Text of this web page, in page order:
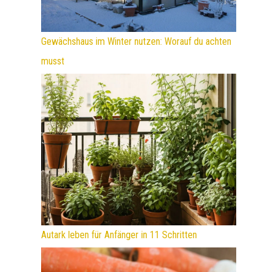
Gewächshaus im Winter nutzen: Worauf du achten
musst
Autark leben für Anfänger in 11 Schritten